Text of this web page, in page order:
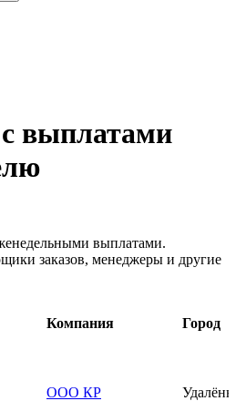
выплатами
выплатами.
заказов, менеджеры и другие
Компания Город
ООО КР